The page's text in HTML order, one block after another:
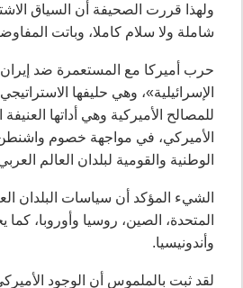
ولهذا قررت الصحيفة أن السياق
شاملة ولا سلام كاملا، وباتت
حرب أميركا مع المستعمرة ضد
الإسرائيلية»، وهي حليفها
للمصالح الأميركية وهي أداتها
الأميركي، في مواجهة خصوم
الوطنية والقومية لبلدان العالم
الشيء المؤكد أن سياسات البلدان
المتحدة، الصين، روسيا وأوروبا، كما
وأندونيسيا.
لقد ثبت بالملموس أن الوجود